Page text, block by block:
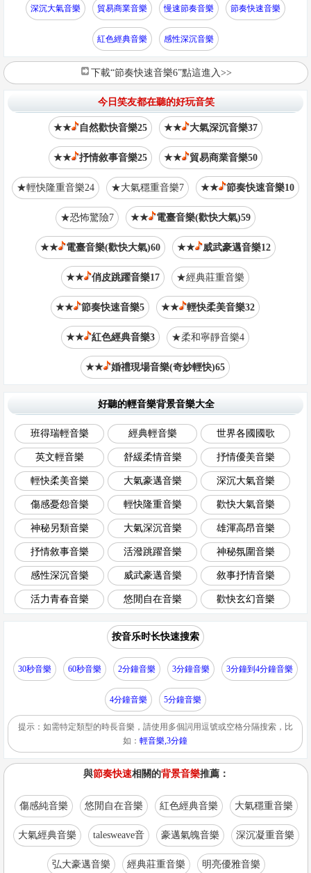
深沉大氣音樂 貿易商業音樂 慢速節奏音樂 節奏快速音樂
紅色經典音樂 感性深沉音樂
下載“節奏快速音樂6”點這進入>>
今日笑友都在聽的好玩音笑
★★ 自然歡快音樂25 ★★ 大氣深沉音樂37
★★ 抒情敘事音樂25 ★★ 貿易商業音樂50
★輕快隆重音樂24 ★大氣穩重音樂7 ★★ 節奏快速音樂10
★恐怖驚險7 ★★ 電臺音樂(歡快大氣)59
★★ 電臺音樂(歡快大氣)60 ★★ 威武豪邁音樂12
★★ 俏皮跳躍音樂17 ★經典莊重音樂
★★ 節奏快速音樂5 ★★ 輕快柔美音樂32
★★ 紅色經典音樂3 ★柔和寧靜音樂4
★★ 婚禮現場音樂(奇妙輕快)65
好聽的輕音樂背景音樂大全
班得瑞輕音樂 經典輕音樂 世界各國國歌
英文輕音樂 舒緩柔情音樂 抒情優美音樂
輕快柔美音樂 大氣豪邁音樂 深沉大氣音樂
傷感憂怨音樂 輕快隆重音樂 歡快大氣音樂
神秘另類音樂 大氣深沉音樂 雄渾高昂音樂
抒情敘事音樂 活潑跳躍音樂 神秘氛圍音樂
感性深沉音樂 威武豪邁音樂 敘事抒情音樂
活力青春音樂 悠閒自在音樂 歡快玄幻音樂
按音乐时长快速搜索
30秒音樂 60秒音樂 2分鐘音樂 3分鐘音樂 3分鐘到4分鐘音樂
4分鐘音樂 5分鐘音樂
提示：如需特定類型的時長音樂，請使用多個詞用逗號或空格分隔搜索，比
如：輕音樂,3分鐘
與節奏快速相關的背景音樂推薦：
傷感純音樂 悠閒自在音樂 紅色經典音樂 大氣穩重音樂
大氣經典音樂 talesweave音 豪邁氣魄音樂 深沉凝重音樂
弘大豪邁音樂 經典莊重音樂 明亮優雅音樂